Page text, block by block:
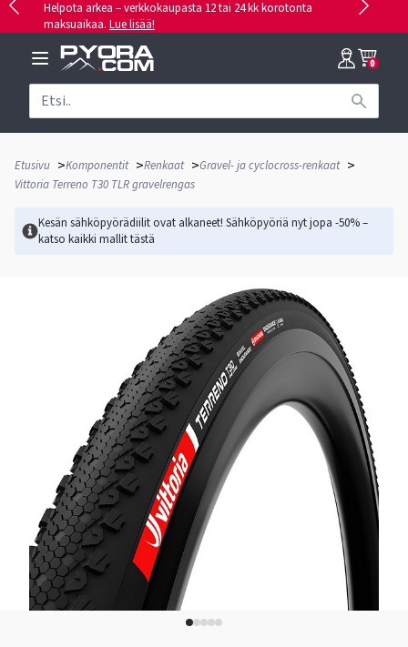
Helpota arkea – verkkokaupasta 12 tai 24 kk korotonta
maksuaikaa. Lue lisää!
0
Etusivu >Komponentit >Renkaat >Gravel- ja cyclocross-renkaat >
Vittoria Terreno T30 TLR gravelrengas
Kesän sähköpyörädiilit ovat alkaneet! Sähköpyöriä nyt jopa -50% –
katso kaikki mallittästä